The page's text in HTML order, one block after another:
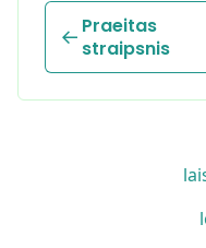
Praeitas
straipsnis